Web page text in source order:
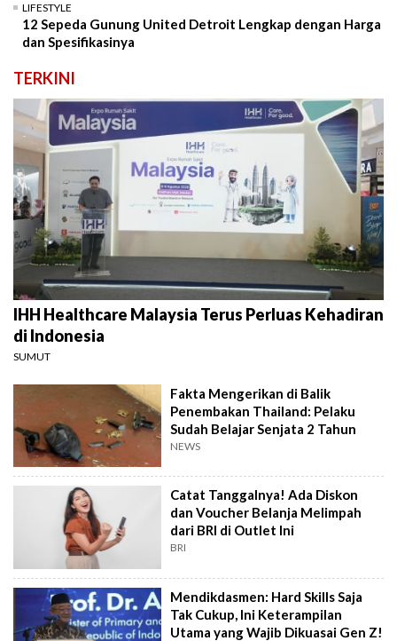
LIFESTYLE
12 Sepeda Gunung United Detroit Lengkap dengan Harga
dan Spesifikasinya
TERKINI
IHH Healthcare Malaysia Terus Perluas Kehadiran
di Indonesia
SUMUT
Fakta Mengerikan di Balik
Penembakan Thailand: Pelaku
Sudah Belajar Senjata 2 Tahun
NEWS
Catat Tanggalnya! Ada Diskon
dan Voucher Belanja Melimpah
dari BRI di Outlet Ini
BRI
Mendikdasmen: Hard Skills Saja
Tak Cukup, Ini Keterampilan
Utama yang Wajib Dikuasai Gen Z!